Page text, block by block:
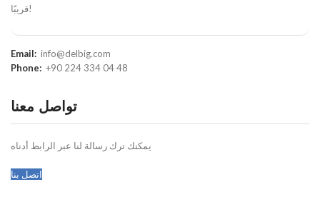
قريبًا!
Email: info@delbig.com
Phone: +90 224 334 04 48
تواصل معنا
يمكنك ترك رسالة لنا عبر الرابط أدناه
اتصل بنا